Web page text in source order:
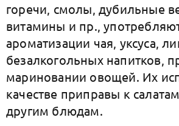
горечи, смолы, дубильные
витамины и пр.,
ароматизации чая, уксуса,
безалкогольных напитков,
мариновании овощей. Их
качестве приправы к
другим блюдам.